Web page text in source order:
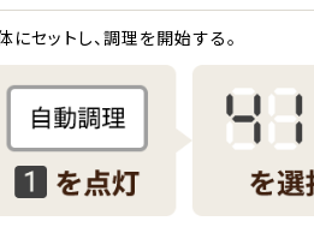
にセットし、調理を開始する。